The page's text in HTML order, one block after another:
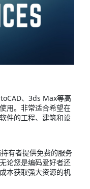
、3ds Max等高
用。非常适合希望在
件的工程、建筑和设
有者提供免费的服务
论您是编码爱好者还
本获取强大资源的机